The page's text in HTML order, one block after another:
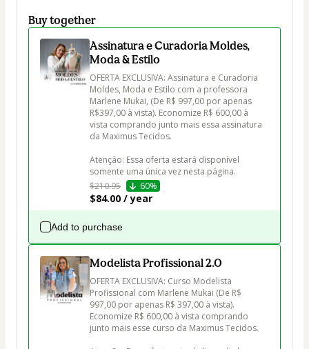
Buy together
Assinatura e Curadoria Moldes,
Moda & Estilo
OFERTA EXCLUSIVA: Assinatura e Curadoria
Moldes, Moda e Estilo com a professora
Marlene Mukai, (De R$ 997,00 por apenas
R$397,00 à vista). Economize R$ 600,00 à
vista comprando junto mais essa assinatura
da Maximus Tecidos.
Atenção: Essa oferta estará disponível
$210.95
60%
$84.00 / year
Add to purchase
Modelista Profissional 2.0
OFERTA EXCLUSIVA: Curso Modelista
Profissional com Marlene Mukai (De R$
997,00 por apenas R$ 397,00 à vista).
Economize R$ 600,00 à vista comprando
junto mais esse curso da Maximus Tecidos.